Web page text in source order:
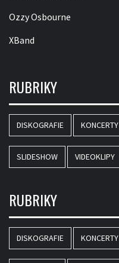
Ozzy Osbourne
XBand
RUBRIKY
DISKOGRAFIE KONCERTY
SLIDESHOW VIDEOKLIPY
RUBRIKY
DISKOGRAFIE KONCERTY